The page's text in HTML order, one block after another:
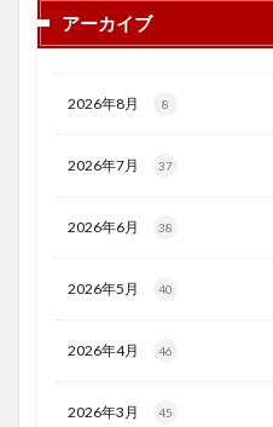
アーカイブ
2026年8月 8
2026年7月 37
2026年6月 38
2026年5月 40
2026年4月 46
2026年3月 45